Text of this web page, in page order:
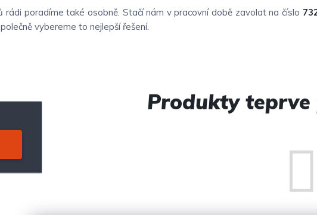
rádi poradíme také osobně. Stačí nám v pracovní době zavolat na číslo
vybereme to nejlepší řešení.
Produkty